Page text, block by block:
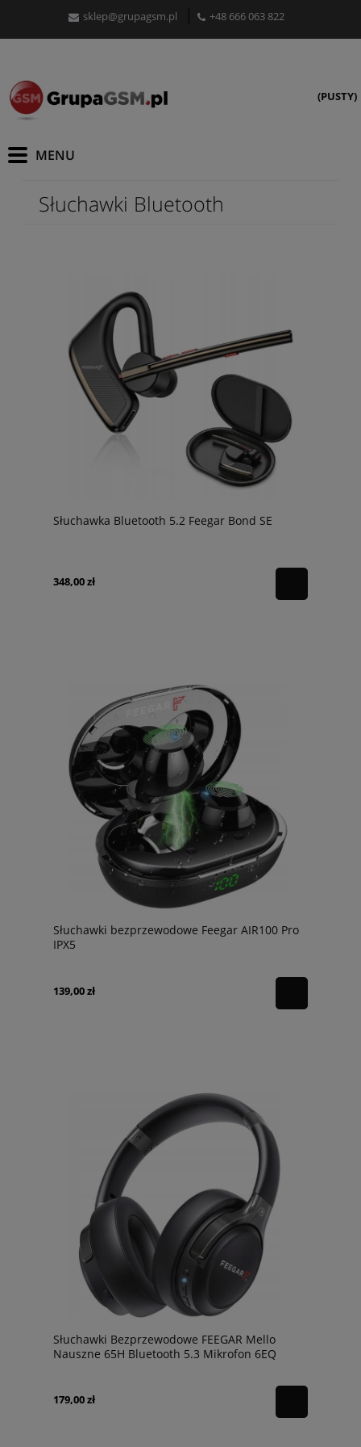
sklep@grupagsm.pl +48 666 063 822
(PUSTY)
Słuchawki Bluetooth
Słuchawka Bluetooth 5.2 Feegar Bond SE
348,00 zł
Słuchawki bezprzewodowe Feegar AIR100 Pro
IPX5
139,00 zł
Słuchawki Bezprzewodowe FEEGAR Mello
Nauszne 65H Bluetooth 5.3 Mikrofon 6EQ
179,00 zł